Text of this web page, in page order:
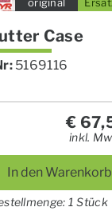
Case
5169116
€
inkl.
In den Warenkorb
1 Stück